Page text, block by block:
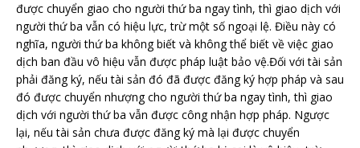
được chuyển giao cho người thứ ba ngay tình, thì giao dịch với
người thứ ba vẫn có hiệu lực, trừ một số ngoại lệ. Điều này có
nghĩa, người thứ ba không biết và không thể biết về việc giao
dịch ban đầu vô hiệu vẫn được pháp luật bảo vệ.Đối với tài sản
phải đăng ký, nếu tài sản đó đã được đăng ký hợp pháp và sau
đó được chuyển nhượng cho người thứ ba ngay tình, thì giao
dịch với người thứ ba vẫn được công nhận hợp pháp. Ngược
lại, nếu tài sản chưa được đăng ký mà lại được chuyển